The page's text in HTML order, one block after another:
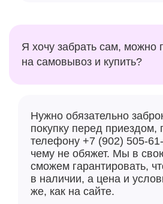
Я хочу забрать сам, можно
на самовывоз и купить?
Нужно обязательно
покупку перед приездом,
телефону +7 (902) 505-
чему не обяжет. Мы в
сможем гарантировать,
в наличии, а цена и
же, как на сайте.